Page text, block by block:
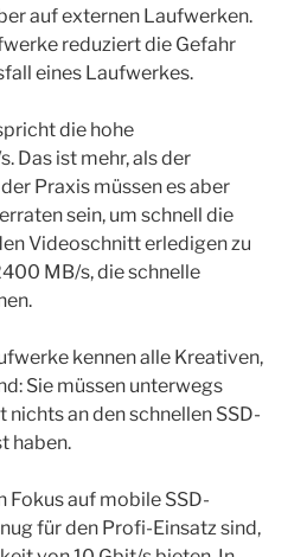
auf externen Laufwerken.
reduziert die Gefahr
eines Laufwerkes.
die hohe
Das ist mehr, als der
Praxis müssen es aber
sein, um schnell die
Videoschnitt erledigen zu
MB/s, die schnelle
kennen alle Kreativen,
Sie müssen unterwegs
an den schnellen SSD-
haben.
Fokus auf mobile SSD-
für den Profi-Einsatz sind,